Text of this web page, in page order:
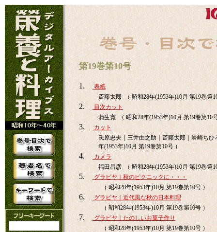
第19巻第10号
1.
表紙
斎藤太郎 （ 昭和28年(1953年)10月 第19巻第
2.
目次カット
蒲生寛 （ 昭和28年(1953年)10月 第19巻第10
3.
カット
氏原忠夫｜三井由之助｜斎藤太郎｜岩崎ち
年(1953年)10月 第19巻第10号 ）
4.
カメラ
福田昌彦 （ 昭和28年(1953年)10月 第19巻第
5.
グラビヤ｜秋のピクニックに・・・
（ 昭和28年(1953年)10月 第19巻第10号 ）
6.
グラビヤ｜近代風な秋の日本料理
（ 昭和28年(1953年)10月 第19巻第10号 ）
7.
グラビヤ｜たのしいお菓子作り
（ 昭和28年(1953年)10月 第19巻第10号 ）